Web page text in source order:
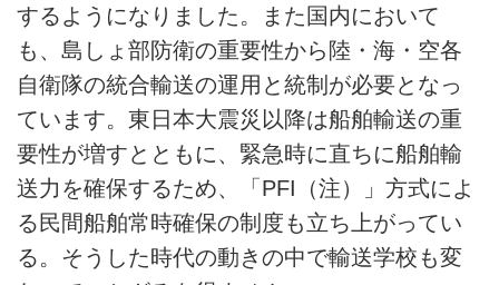
するようになりました。また国内において
も、島しょ部防衛の重要性から陸・海・空各
自衛隊の統合輸送の運用と統制が必要となっ
ています。東日本大震災以降は船舶輸送の重
要性が増すとともに、緊急時に直ちに船舶輸
送力を確保するため、「PFI（注）」方式によ
る民間船舶常時確保の制度も立ち上がってい
る。そうした時代の動きの中で輸送学校も変